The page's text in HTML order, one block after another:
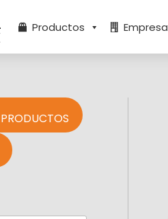
Productos Empresa